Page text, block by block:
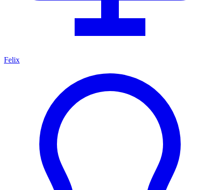
Felix